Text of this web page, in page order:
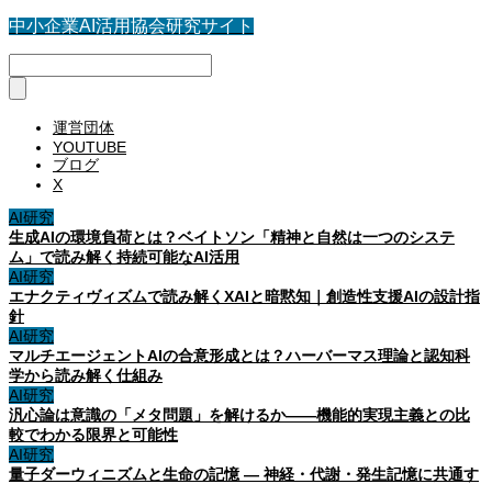
中小企業AI活用協会研究サイト
運営団体
YOUTUBE
ブログ
X
AI研究
生成AIの環境負荷とは？ベイトソン「精神と自然は一つのシステ
ム」で読み解く持続可能なAI活用
AI研究
エナクティヴィズムで読み解くXAIと暗黙知｜創造性支援AIの設計指
針
AI研究
マルチエージェントAIの合意形成とは？ハーバーマス理論と認知科
学から読み解く仕組み
AI研究
汎心論は意識の「メタ問題」を解けるか——機能的実現主義との比
較でわかる限界と可能性
AI研究
量子ダーウィニズムと生命の記憶 ― 神経・代謝・発生記憶に共通す